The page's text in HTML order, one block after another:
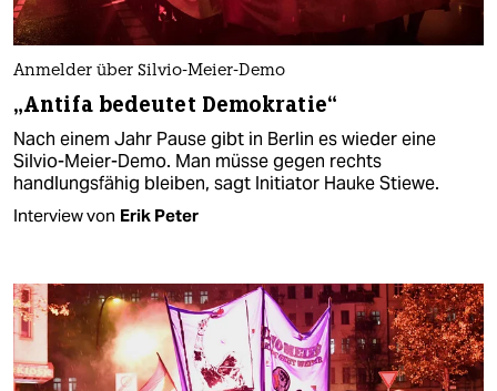
Anmelder über Silvio-Meier-Demo
„Antifa bedeutet Demokratie“
Nach einem Jahr Pause gibt in Berlin es wieder eine
Silvio-Meier-Demo. Man müsse gegen rechts
handlungsfähig bleiben, sagt Initiator Hauke Stiewe.
Interview von Erik Peter